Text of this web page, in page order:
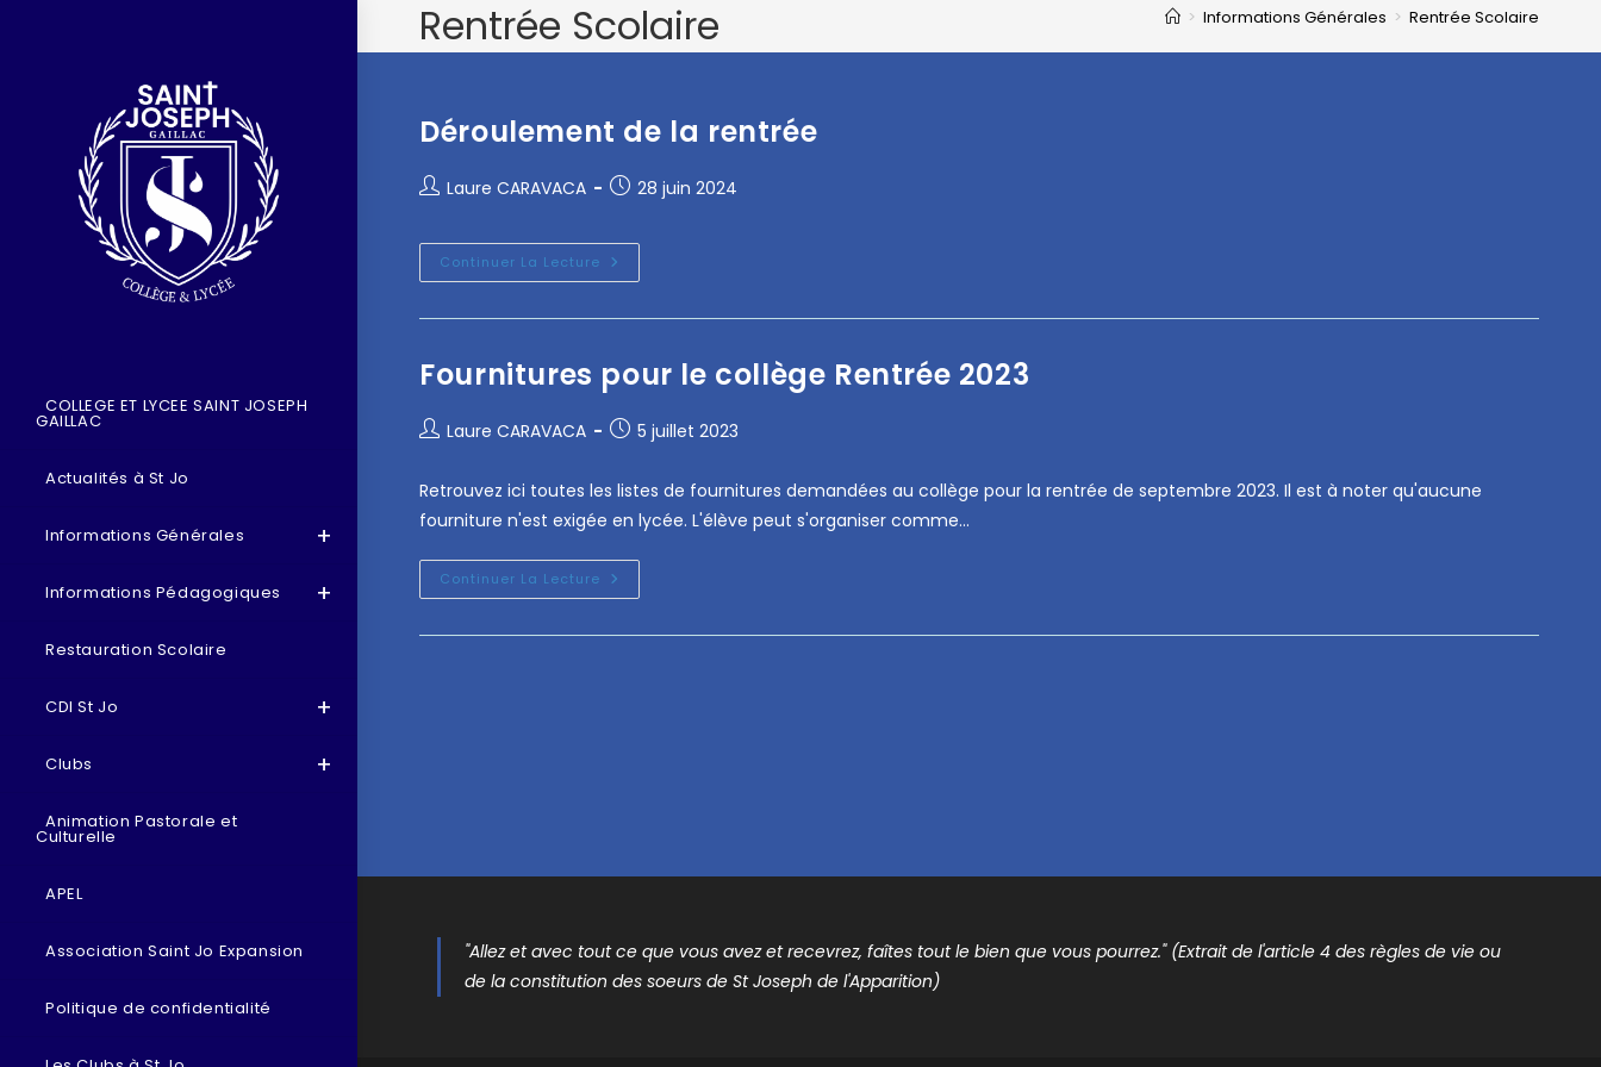
COLLEGE ET LYCEE SAINT JOSEPH
GAILLAC
Actualités à St Jo
Informations Générales
Informations Pédagogiques
Restauration Scolaire
CDI St Jo
Clubs
Animation Pastorale et
Culturelle
APEL
Association Saint Jo Expansion
Politique de confidentialité
Rentrée Scolaire > Informations Générales > Rentrée Scolaire
Déroulement de la rentrée
Laure CARAVACA 28 juin 2024
Continuer La Lecture
Fournitures pour le collège Rentrée 2023
Laure CARAVACA 5 juillet 2023
Retrouvez ici toutes les listes de fournitures demandées au collège pour la rentrée de septembre 2023. Il est à noter qu'aucune
fourniture n'est exigée en lycée. L'élève peut s'organiser comme…
Continuer La Lecture
"Allez et avec tout ce que vous avez et recevrez, faîtes tout le bien que vous pourrez." (Extrait de l'article 4 des règles de vie ou
de la constitution des soeurs de St Joseph de l'Apparition)